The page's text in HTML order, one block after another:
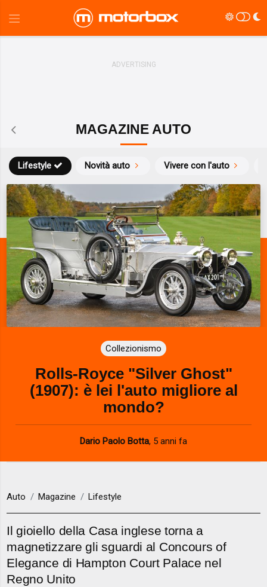
MAGAZINE AUTO
Novità auto Vivere con l'auto
Lifestyle
Collezionismo
Rolls-Royce "Silver Ghost"
(1907): è lei l'auto migliore al
mondo?
Dario Paolo Botta, 5 anni fa
Auto Magazine Lifestyle
Il gioiello della Casa inglese torna a
magnetizzare gli sguardi al Concours of
Elegance di Hampton Court Palace nel
Regno Unito